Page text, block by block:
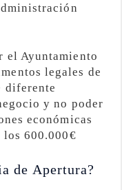
el Ayuntamiento
legales de
diferente
y no poder
económicas
los 600.000€
de Apertura?